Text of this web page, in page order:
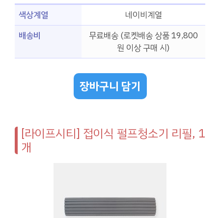
색상계열
네이비계열
배송비
무료배송 (로켓배송 상품 19,800
원 이상 구매 시)
장바구니 담기
[라이프시티] 접이식 펄프청소기 리필, 1
개